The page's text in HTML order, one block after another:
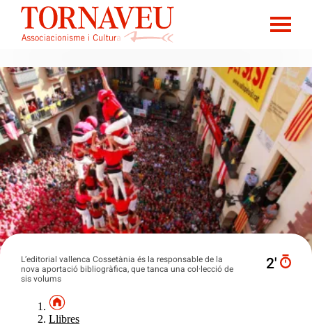
L’editorial vallenca Cossetània és la responsable de la
nova aportació bibliogràfica, que tanca una col·lecció de
sis volums
2′
Llibres